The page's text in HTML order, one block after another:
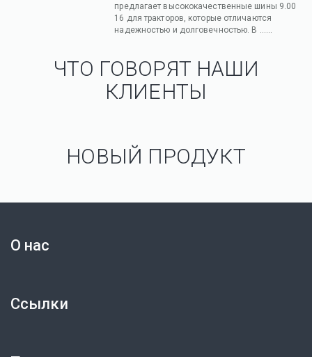
предлагает высококачественные шины 9.00
16 для тракторов, которые отличаются
надежностью и долговечностью. В ......
ЧТО ГОВОРЯТ НАШИ
КЛИЕНТЫ
НОВЫЙ ПРОДУКТ
О нас
Ссылки